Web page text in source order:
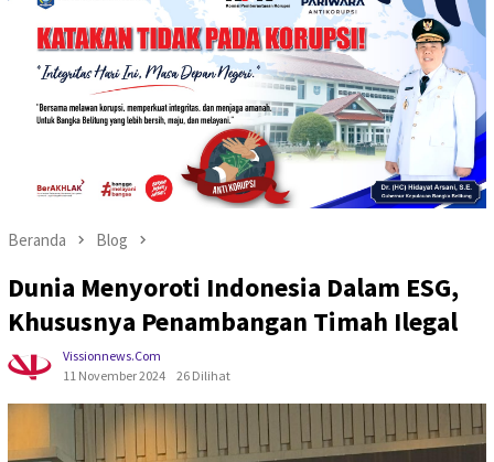
Beranda Blog
Dunia Menyoroti Indonesia Dalam ESG,
Khususnya Penambangan Timah Ilegal
Vissionnews.com
11 November 2024
26 Dilihat